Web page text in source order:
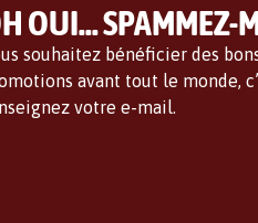
OUI... SPAMMEZ-
souhaitez bénéficier des
avant tout le monde,
votre e-mail.